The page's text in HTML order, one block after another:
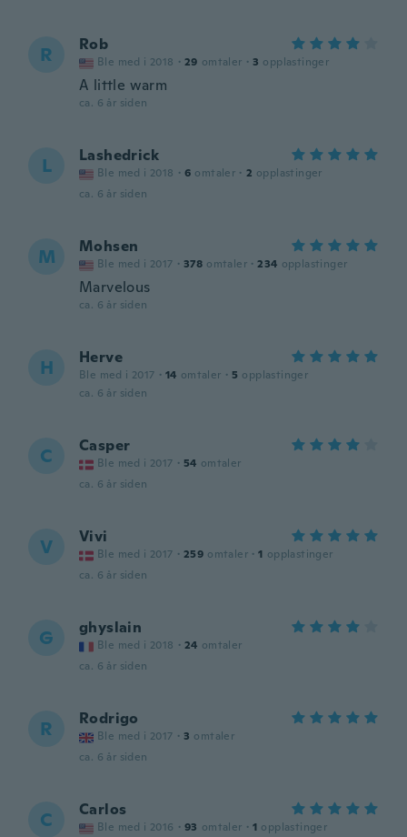
R Rob
Ble med i 2018 · 29 omtaler · 3 opplastinger
A little warm
ca. 6 år siden
L Lashedrick
Ble med i 2018 · 6 omtaler · 2 opplastinger
ca. 6 år siden
M Mohsen
Ble med i 2017 · 378 omtaler · 234 opplastinger
Marvelous
ca. 6 år siden
H Herve
Ble med i 2017 · 14 omtaler · 5 opplastinger
ca. 6 år siden
C Casper
Ble med i 2017 · 54 omtaler
ca. 6 år siden
V Vivi
Ble med i 2017 · 259 omtaler · 1 opplastinger
ca. 6 år siden
G ghyslain
Ble med i 2018 · 24 omtaler
ca. 6 år siden
R Rodrigo
Ble med i 2017 · 3 omtaler
ca. 6 år siden
C Carlos
Ble med i 2016 · 93 omtaler · 1 opplastinger